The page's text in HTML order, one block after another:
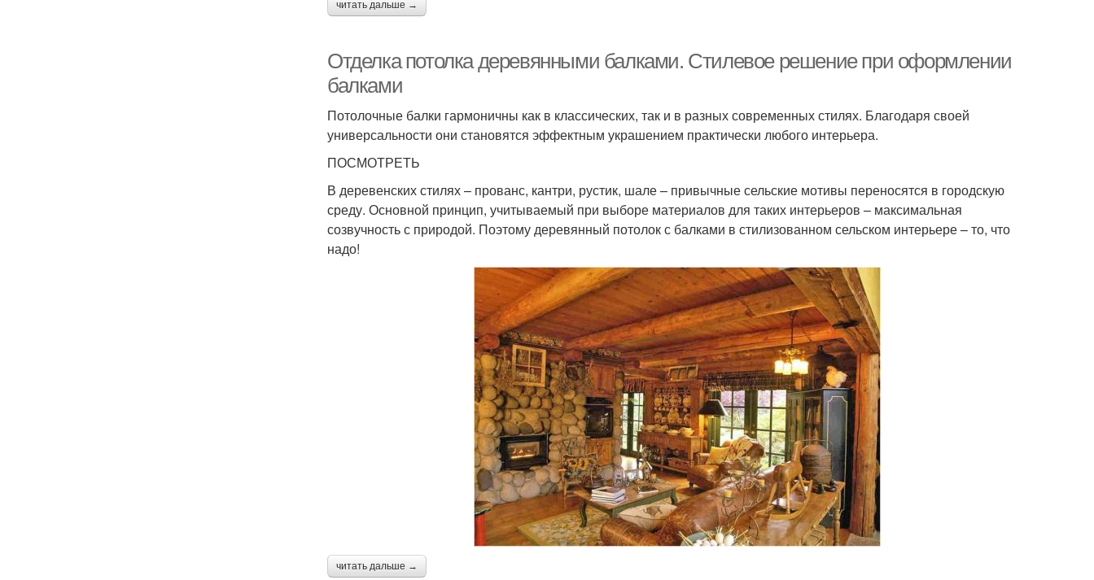
читать дальше →
Отделка потолка деревянными балками. Стилевое решение при оформлении
балками
Потолочные балки гармоничны как в классических, так и в разных современных стилях. Благодаря своей
универсальности они становятся эффектным украшением практически любого интерьера.
ПОСМОТРЕТЬ
В деревенских стилях – прованс, кантри, рустик, шале – привычные сельские мотивы переносятся в городскую
среду. Основной принцип, учитываемый при выборе материалов для таких интерьеров – максимальная
созвучность с природой. Поэтому деревянный потолок с балками в стилизованном сельском интерьере – то, что
надо!
читать дальше →